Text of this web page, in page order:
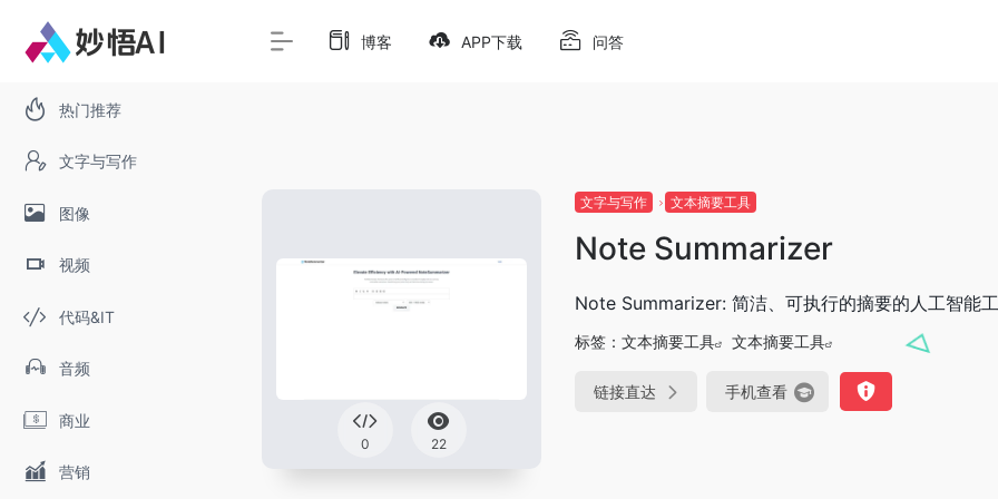
热门推荐
文字与写作
图像
视频
代码&IT
音频
商业
营销
博客 APP下载 问答
0 22
文字与写作 文本摘要工具
Note Summarizer
Note Summarizer: 简洁、可执行的摘要的人工智能
标签： 文本摘要工具 文本摘要工具
链接直达 手机查看